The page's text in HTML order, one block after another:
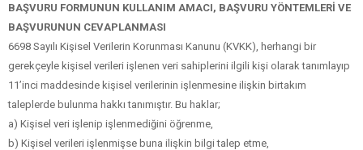
BAŞVURU FORMUNUN KULLANIM AMACI, BAŞVURU YÖNTEMLERİ VE
BAŞVURUNUN CEVAPLANMASI
6698 Sayılı Kişisel Verilerin Korunması Kanunu (KVKK), herhangi bir
gerekçeyle kişisel verileri işlenen veri sahiplerini ilgili kişi olarak tanımlayıp
11’inci maddesinde kişisel verilerinin işlenmesine ilişkin birtakım
taleplerde bulunma hakkı tanımıştır. Bu haklar;
a) Kişisel veri işlenip işlenmediğini öğrenme,
b) Kişisel verileri işlenmişse buna ilişkin bilgi talep etme,